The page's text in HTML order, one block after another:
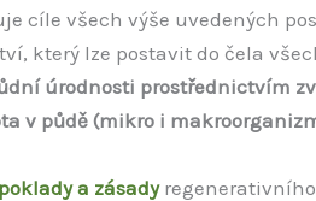
cíle všech výše uvedených
který lze postavit do čela
úrodnosti prostřednictvím
v půdě (mikro i
a zásady